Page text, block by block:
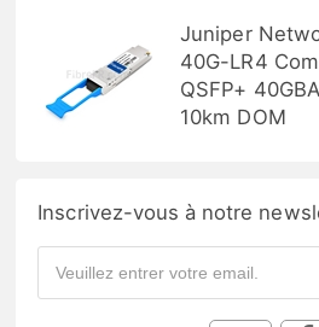
Juniper
40G-LR4
QSFP+
10km DOM
Inscrivez-vous à notre